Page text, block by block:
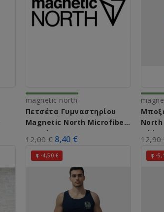
magnetic north
Πετσέτα Γυμναστηρίου
Magnetic North Microfiber
Towel 160cm x 90cm
C54001...
12,00 € 8,40 €
North
White
12,90
 -4,50 €  -